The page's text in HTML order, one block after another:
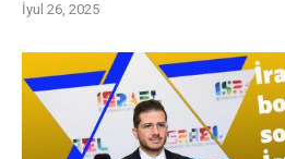
İyul 26, 2025